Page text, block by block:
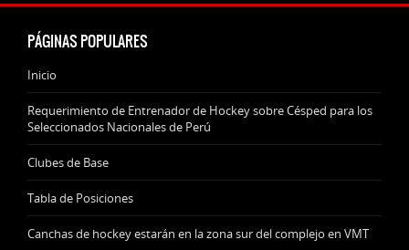
PÁGINAS POPULARES
Inicio
Requerimiento de Entrenador de Hockey sobre Césped para los
Seleccionados Nacionales de Perú
Clubes de Base
Tabla de Posiciones
Canchas de hockey estarán en la zona sur del complejo en VMT